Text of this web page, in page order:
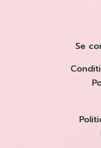
Se